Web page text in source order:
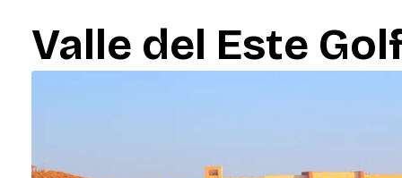
Valle del Este